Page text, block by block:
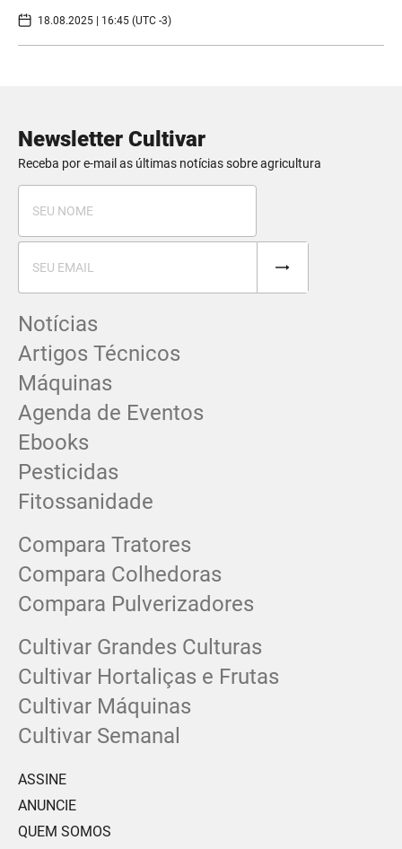
18.08.2025 | 16:45 (UTC -3)
Newsletter Cultivar
Receba por e-mail as últimas notícias sobre agricultura
Notícias
Artigos Técnicos
Máquinas
Agenda de Eventos
Ebooks
Pesticidas
Fitossanidade
Compara Tratores
Compara Colhedoras
Compara Pulverizadores
Cultivar Grandes Culturas
Cultivar Hortaliças e Frutas
Cultivar Máquinas
Cultivar Semanal
ASSINE
ANUNCIE
QUEM SOMOS